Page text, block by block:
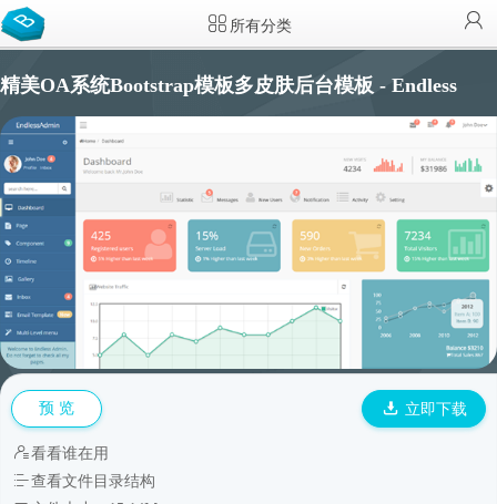
所有分类
精美OA系统Bootstrap模板多皮肤后台模板 - Endless
预 览 立即下载
看看谁在用
查看文件目录结构